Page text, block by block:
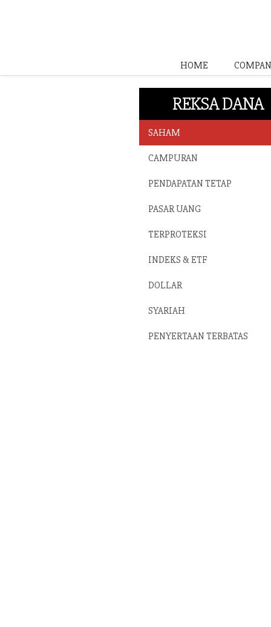
HOME
REKSA DANA
SAHAM
CAMPURAN
PENDAPATAN TETAP
PASAR UANG
TERPROTEKSI
INDEKS & ETF
DOLLAR
SYARIAH
PENYERTAAN TERBATAS